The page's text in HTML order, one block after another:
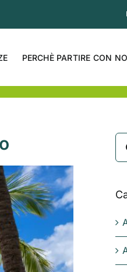
PERCHÈ PARTIRE CON